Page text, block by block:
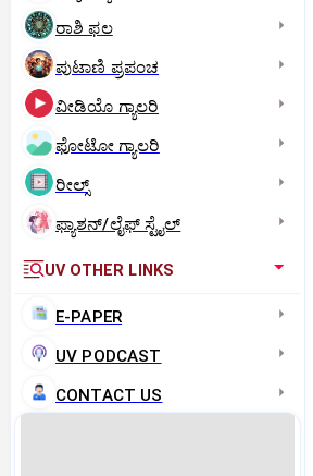
ರಾಶಿ ಫಲ
ಪುಟಾಣಿ ಪ್ರಪಂಚ
ವೀಡಿಯೊ ಗ್ಯಾಲರಿ
ಫೋಟೋ ಗ್ಯಾಲರಿ
ರೀಲ್ಸ್
ಫ್ಯಾಶನ್/ಲೈಫ್‌ ಸ್ಟೈಲ್
UV OTHER LINKS
E-PAPER
UV PODCAST
CONTACT US